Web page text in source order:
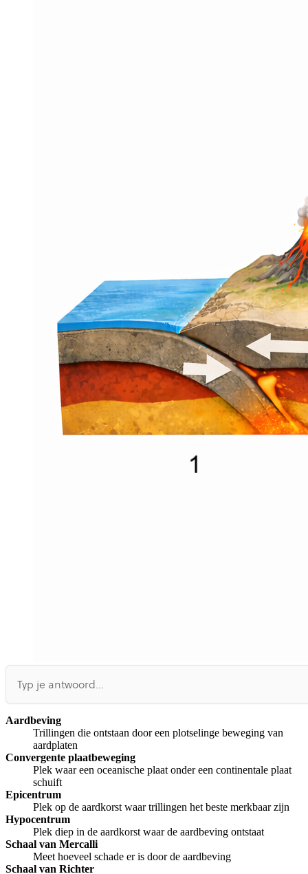
Aardbeving
Trillingen die ontstaan door een plotselinge beweging van
aardplaten
Convergente plaatbeweging
Plek waar een oceanische plaat onder een continentale plaat
schuift
Epicentrum
Plek op de aardkorst waar trillingen het beste merkbaar zijn
Hypocentrum
Plek diep in de aardkorst waar de aardbeving ontstaat
Schaal van Mercalli
Meet hoeveel schade er is door de aardbeving
Schaal van Richter